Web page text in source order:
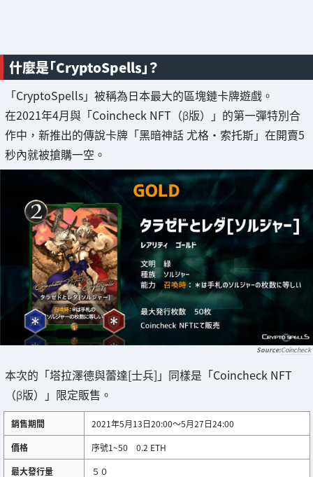
什麼是「CryptoSpells」？
「CryptoSpells」被稱為日本最大的區塊鏈卡牌遊戲。
在2021年4月與「Coincheck NFT（β版）」的第一彈特別合
作中，新推出的傳說卡牌「黑暗神話 尤格·索托斯」在開賣5
秒內就被搶購一空。
Coincheck
本次的「塔拉澤德與蕾達[士兵]」同樣是「Coincheck NFT
（β版）」限定販售。
銷售期間
2021年5月13日20:00～5月27日24:00
價格
序號1~50 0.2 ETH
最大發行量
５０